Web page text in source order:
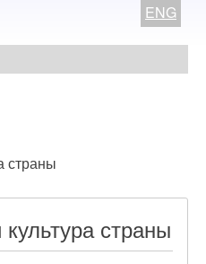
ENG
страны
страны